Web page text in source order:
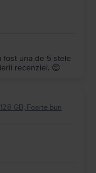
fost una de 5 stele
recenziei. 😊
GB, Foarte bun